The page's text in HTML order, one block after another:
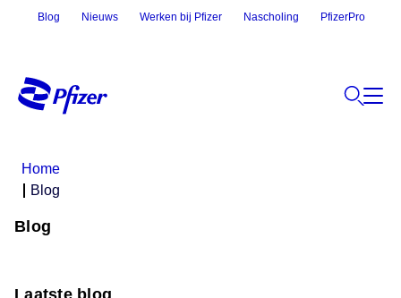
Blog Nieuws Werken bij Pfizer Nascholing PfizerPro
Home
Blog
Blog
Laatste blog